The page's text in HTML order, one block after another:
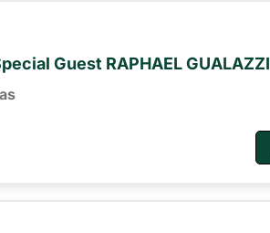
Guest RAPHAEL GUALAZZI